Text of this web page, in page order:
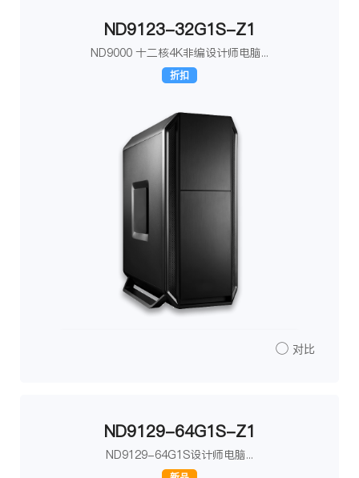
ND9123-32G1S-Z1
ND9000 十二核4K非编设计师电脑...
折扣
对比
ND9129-64G1S-Z1
ND9129-64G1S设计师电脑...